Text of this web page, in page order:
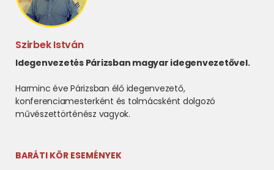
Szirbek István
Idegenvezetés Párizsban magyar idegenvezetővel.
Harminc éve Párizsban élő idegenvezető,
konferenciamesterként és tolmácsként dolgozó
művészettörténész vagyok.
BARÁTI KÖR ESEMÉNYEK